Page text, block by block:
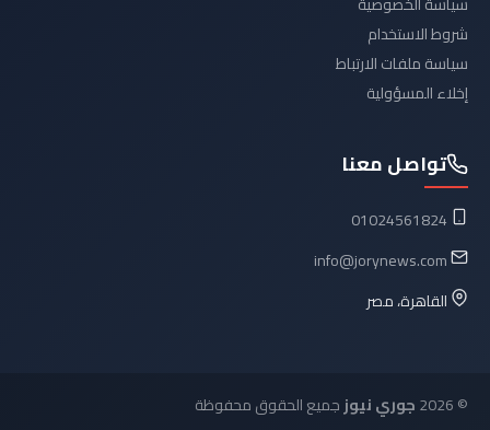
شروط الاستخدام
سياسة ملفات الارتباط
إخلاء المسؤولية
تواصل معنا
01024561824
info@jorynews.com
القاهرة، مصر
© 2026 جوري نيوزجميع الحقوق محفوظة